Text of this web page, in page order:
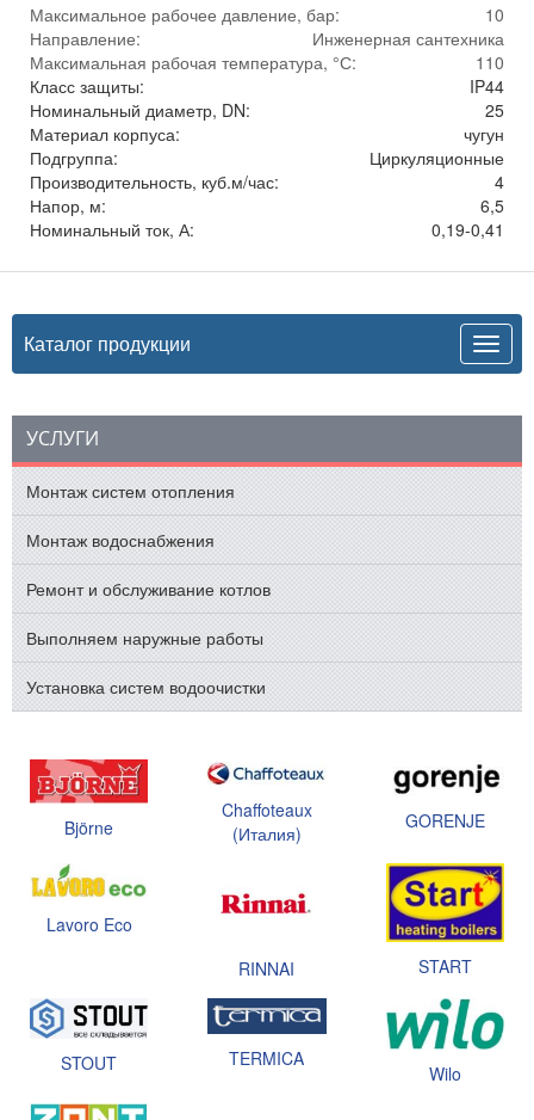
Максимальное рабочее давление, бар:
10
Направление:
Инженерная сантехника
Максимальная рабочая температура, °С:
110
Класс защиты:
IP44
Номинальный диаметр, DN:
25
Материал корпуса:
чугун
Подгруппа:
Циркуляционные
Производительность, куб.м/час:
4
Напор, м:
6,5
Номинальный ток, А:
0,19-0,41
Каталог продукции
УСЛУГИ
Монтаж систем отопления
Монтаж водоснабжения
Ремонт и обслуживание котлов
Выполняем наружные работы
Установка систем водоочистки
Björne
Chaffoteaux
(Италия)
GORENJE
Lavoro Eco
RINNAI
START
STOUT TERMICA
Wilo